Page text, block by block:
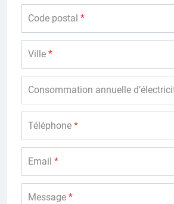
Code postal *
Ville *
Consommation annuelle
Téléphone *
Email *
Message *